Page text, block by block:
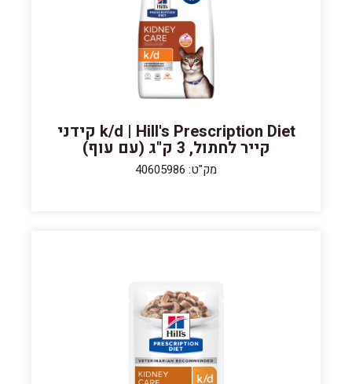
k/d | Hill's Prescription Diet קידני
קייר לחתול, 3 ק"ג (עם עוף)
מק"ט: 40605986